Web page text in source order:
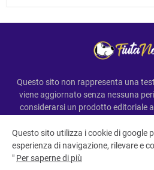
Questo sito non rappresenta una
viene aggiornato senza nessuna
considerarsi un prodotto editoriale
All Right Reserved
Questo sito utilizza i cookie di google
esperienza di navigazione, rilevare e
" Per saperne di più